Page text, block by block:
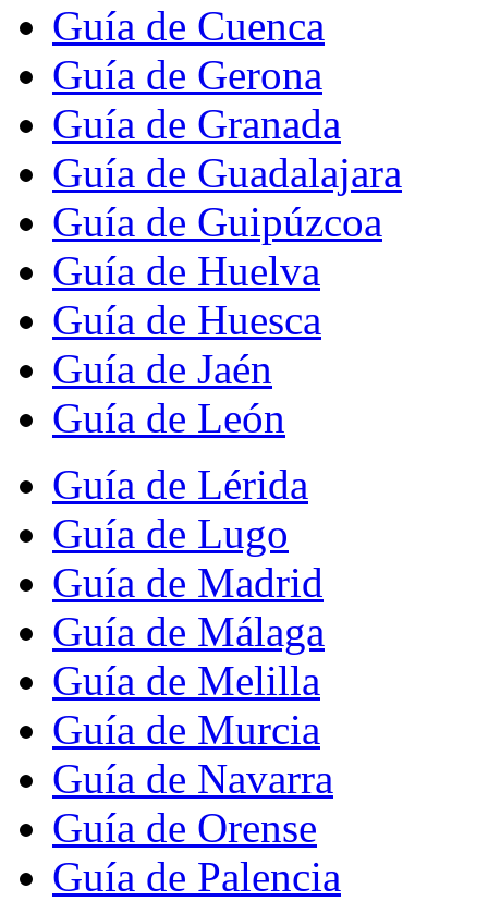
Guía de Cuenca
Guía de Gerona
Guía de Granada
Guía de Guadalajara
Guía de Guipúzcoa
Guía de Huelva
Guía de Huesca
Guía de Jaén
Guía de León
Guía de Lérida
Guía de Lugo
Guía de Madrid
Guía de Málaga
Guía de Melilla
Guía de Murcia
Guía de Navarra
Guía de Orense
Guía de Palencia